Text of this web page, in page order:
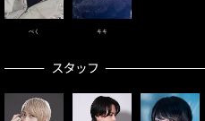
ぺく キキ